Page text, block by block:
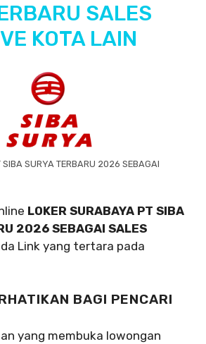
SALES
KOTA LAIN
SIBA SURYA TERBARU 2026 SEBAGAI
LOKER SURABAYA PT SIBA
2026 SEBAGAI SALES
Link yang tertara pada
BAGI PENCARI
yang membuka lowongan